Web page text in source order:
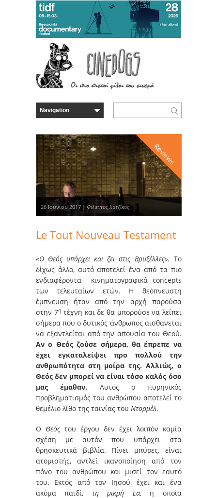
Reviews
26 Ιουνίου 2017 | Φίλιππος Χατζίκος
Le Tout Nouveau Testament
«Ο Θεός υπάρχει και ζει στις Βρυξέλλες». Το
δίχως άλλο, αυτό αποτελεί ένα από τα πιο
ενδιαφέροντα κινηματογραφικά concepts
των τελευταίων ετών. Η θεόπνευστη
έμπνευση ήταν από την αρχή παρούσα
στην 7η τέχνη και δε θα μπορούσε να λείπει
σήμερα που ο δυτικός άνθρωπος αισθάνεται
να εξαντλείται από την απουσία του Θεού.
Αν ο Θεός ζούσε σήμερα, θα έπρεπε να
έχει εγκαταλείψει προ πολλού την
ανθρωπότητα στη μοίρα της. Αλλιώς, ο
Θεός δεν μπορεί να είναι τόσο καλός όσο
μας έμαθαν. Αυτός ο πυρηνικός
προβληματισμός του ανθρώπου αποτελεί το
θεμέλιο λίθο της ταινίας του Ντορμέλ.
Ο Θεόςτου έργου δεν έχει λοιπόν καμία
σχέση με αυτόν που υπάρχει στα
θρησκευτικά βιβλία. Πίνει μπύρες, είναι
ατομιστής, αντλεί ικανοποίηση από τον
πόνο του ανθρώπου και μισεί τον εαυτό
του. Εκτός από τον Ιησού, έχει και ένα
ακόμα παιδί, τη μικρή Έα, η οποία